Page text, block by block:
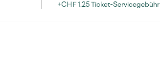
+CHF 1.25 Ticket-Servicegebühr